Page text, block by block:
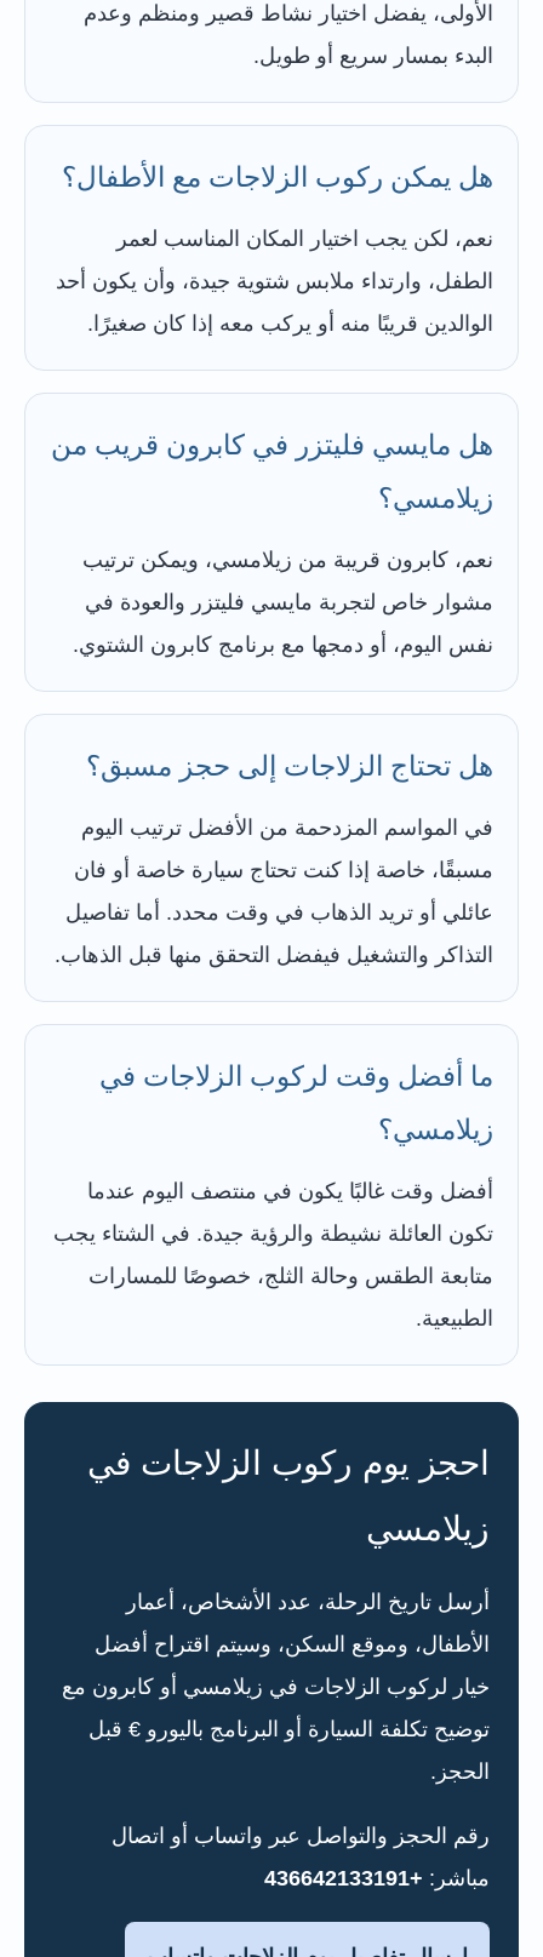
الأولى، يفضل اختيار نشاط قصير ومنظم وعدم
البدء بمسار سريع أو طويل.
هل يمكن ركوب الزلاجات مع الأطفال؟
نعم، لكن يجب اختيار المكان المناسب لعمر
الطفل، وارتداء ملابس شتوية جيدة، وأن يكون أحد
الوالدين قريبًا منه أو يركب معه إذا كان صغيرًا.
هل مايسي فليتزر في كابرون قريب من
زيلامسي؟
نعم، كابرون قريبة من زيلامسي، ويمكن ترتيب
مشوار خاص لتجربة مايسي فليتزر والعودة في
نفس اليوم، أو دمجها مع برنامج كابرون الشتوي.
هل تحتاج الزلاجات إلى حجز مسبق؟
في المواسم المزدحمة من الأفضل ترتيب اليوم
مسبقًا، خاصة إذا كنت تحتاج سيارة خاصة أو فان
عائلي أو تريد الذهاب في وقت محدد. أما تفاصيل
التذاكر والتشغيل فيفضل التحقق منها قبل الذهاب.
ما أفضل وقت لركوب الزلاجات في
زيلامسي؟
أفضل وقت غالبًا يكون في منتصف اليوم عندما
تكون العائلة نشيطة والرؤية جيدة. في الشتاء يجب
متابعة الطقس وحالة الثلج، خصوصًا للمسارات
الطبيعية.
احجز يوم ركوب الزلاجات في
زيلامسي
أرسل تاريخ الرحلة، عدد الأشخاص، أعمار
الأطفال، وموقع السكن، وسيتم اقتراح أفضل
خيار لركوب الزلاجات في زيلامسي أو كابرون مع
توضيح تكلفة السيارة أو البرنامج باليورو € قبل
الحجز.
رقم الحجز والتواصل عبر واتساب أو اتصال
مباشر: +436642133191